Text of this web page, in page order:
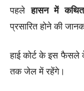
पहलेहासन में कथित
प्रसारित होने की
हाई कोर्ट के इस फैसले
तक जेल में रहेंगे।